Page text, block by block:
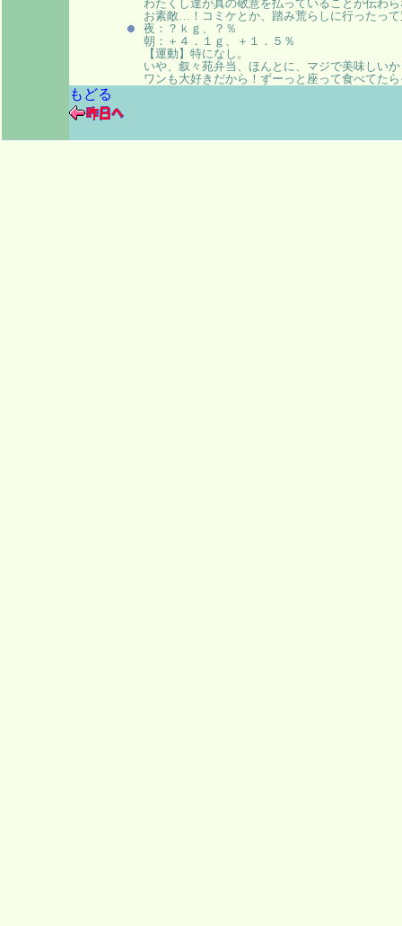
わたくし達が真の敬意を払っていることが伝わ
お素敵…！コミケとか、踏み荒らしに行ったっ
夜：？ｋｇ、？％
朝：＋４．１ｇ、＋１．５％
【運動】特になし。
いや、叙々苑弁当、ほんとに、マジで美味しい
ワンも大好きだから！ずーっと座って食べてた
もどる